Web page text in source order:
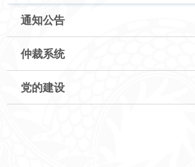
通知公告
仲裁系统
党的建设